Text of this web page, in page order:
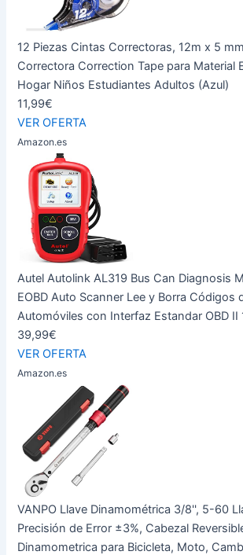
12 Piezas Cintas Correctoras, 12m x 5
Correctora Correction Tape para Material
Hogar Niños Estudiantes Adultos (Azul)
11,99€
VER OFERTA
Amazon.es
Autel Autolink AL319 Bus Can Diagnosis
EOBD Auto Scanner Lee y Borra Códigos
Automóviles con Interfaz Estandar OBD II
39,99€
VER OFERTA
Amazon.es
VANPO Llave Dinamométrica 3/8'', 5-60
Precisión de Error ±3%, Cabezal
Dinamometrica para Bicicleta, Moto,